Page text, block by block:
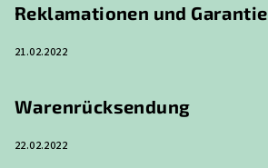
Reklamationen und Garantie
21.02.2022
Warenrücksendung
22.02.2022